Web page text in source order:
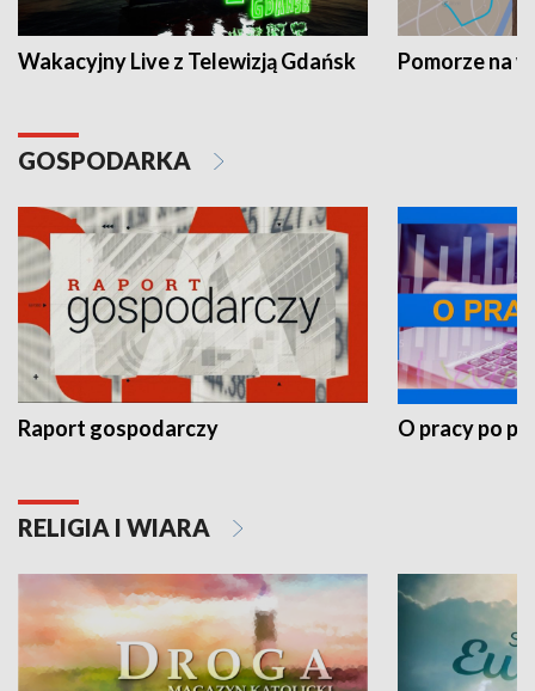
Wakacyjny Live z Telewizją Gdańsk Pomorze na
GOSPODARKA
Raport gospodarczy O pracy po
RELIGIA I WIARA